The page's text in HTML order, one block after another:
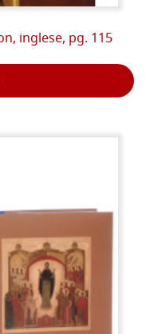
inglese, pg. 115